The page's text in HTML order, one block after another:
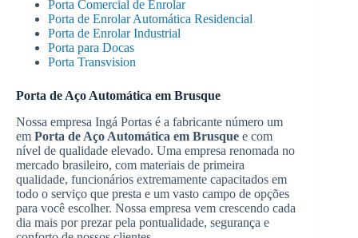
Porta Comercial de Enrolar
Porta de Enrolar Automática Residencial
Porta de Enrolar Industrial
Porta para Docas
Porta Transvision
Porta de Aço Automática em Brusque
Nossa empresa Ingá Portas é a fabricante número um
em Porta de Aço Automática em Brusque e com
nível de qualidade elevado. Uma empresa renomada no
mercado brasileiro, com materiais de primeira
qualidade, funcionários extremamente capacitados em
todo o serviço que presta e um vasto campo de opções
para você escolher. Nossa empresa vem crescendo cada
dia mais por prezar pela pontualidade, segurança e